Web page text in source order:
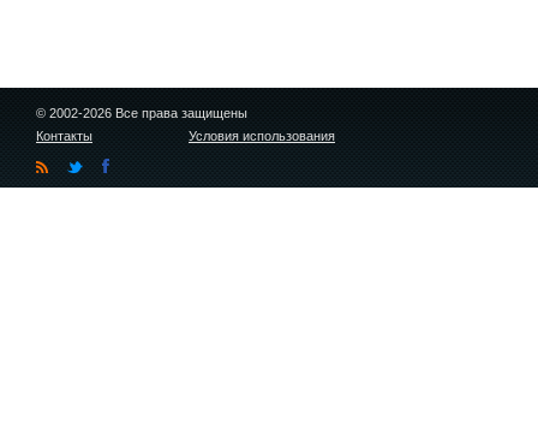
© 2002-2026 Все права защищены
Контакты
Условия использования